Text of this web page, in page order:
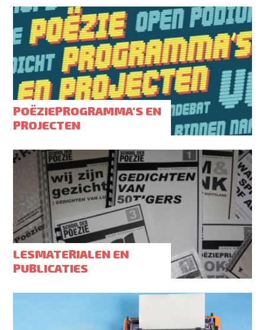
POËZIEPROGRAMMA'S EN
PROJECTEN
LESMATERIALEN EN
PUBLICATIES